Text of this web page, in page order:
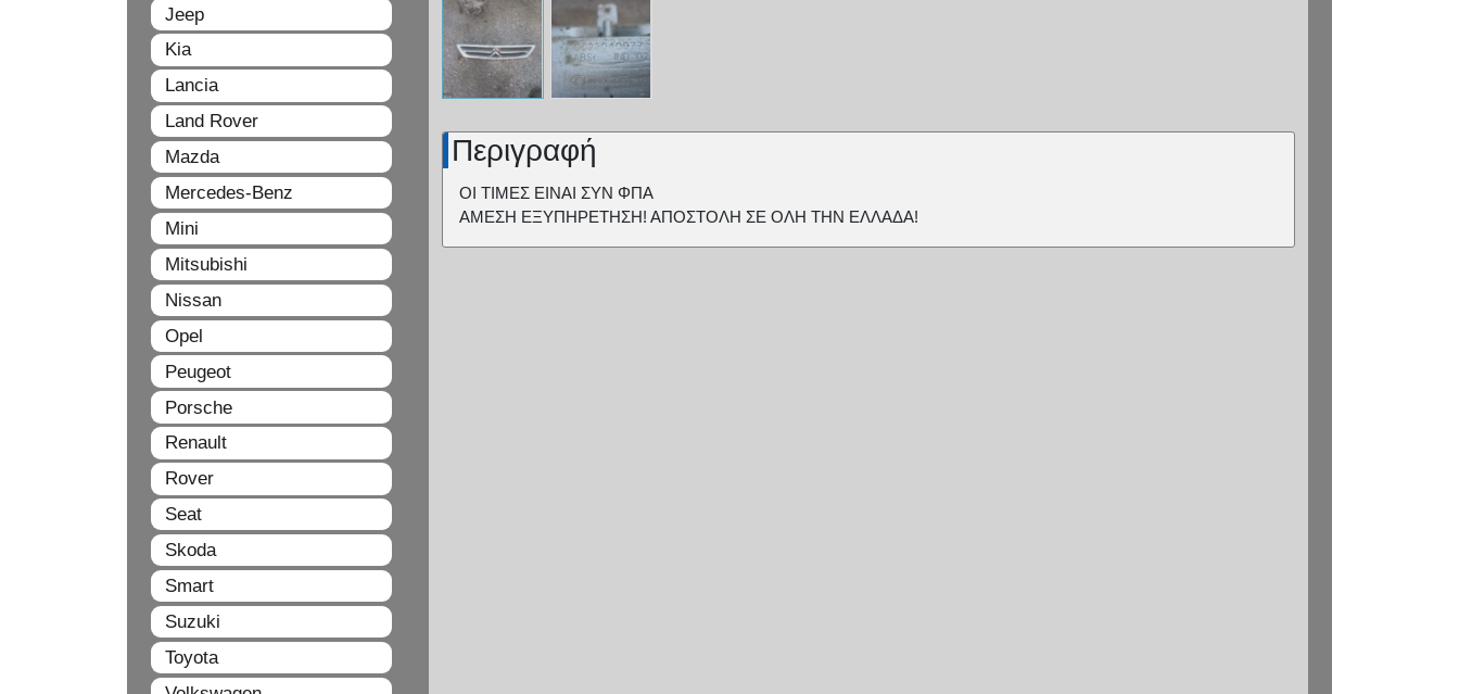
Περιγραφή
ΟΙ ΤΙΜΕΣ ΕΙΝΑΙ ΣΥΝ ΦΠΑ
ΑΜΕΣΗ ΕΞΥΠΗΡΕΤΗΣΗ! ΑΠΟΣΤΟΛΗ ΣΕ ΟΛΗ ΤΗΝ ΕΛΛΑΔΑ!
Jeep
Kia
Lancia
Land Rover
Mazda
Mercedes-Benz
Mini
Mitsubishi
Nissan
Opel
Peugeot
Porsche
Renault
Rover
Seat
Skoda
Smart
Suzuki
Toyota